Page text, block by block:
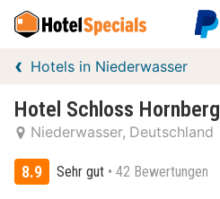
Hotels in Niederwasser
Hotel Schloss Hornberg
Niederwasser Deutschland
8.9 Sehr gut 42 Bewertungen